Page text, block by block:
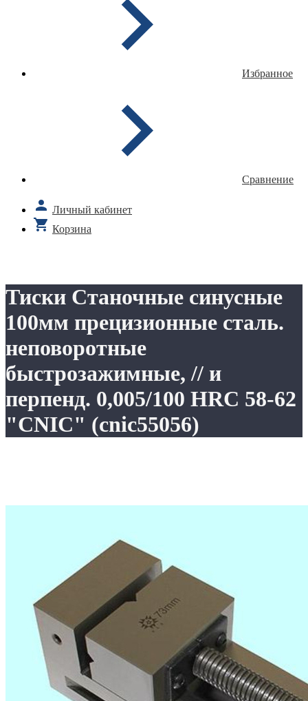
Избранное
Сравнение
Личный кабинет
Корзина
Тиски Станочные синусные
100мм прецизионные сталь.
неповоротные
быстрозажимные, // и
перпенд. 0,005/100 HRС 58-62
"CNIC" (cnic55056)